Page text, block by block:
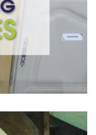
salles à manger,
votre patrimoine.